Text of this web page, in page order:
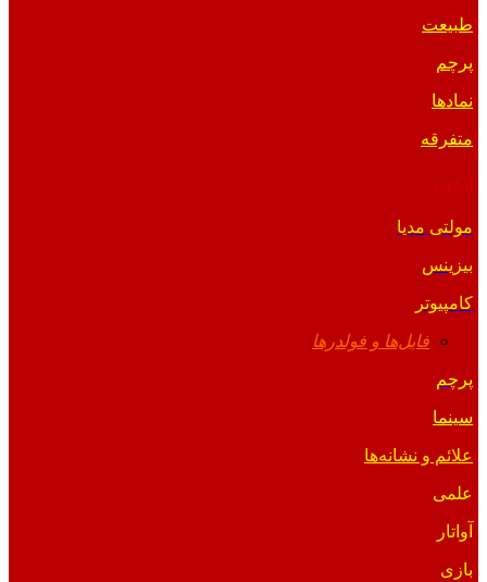
طبیعت
پرچم
نمادها
متفرقه
مولتی مدیا
بیزینس
کامپیوتر
فایل‌ها و فولدرها
پرچم
سینما
علائم و نشانه‌ها
علمی
آواتار
بازی